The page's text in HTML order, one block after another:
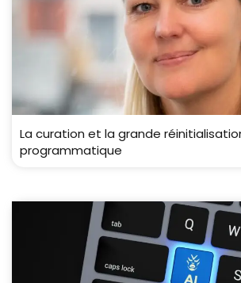
La curation et la grande
programmatique